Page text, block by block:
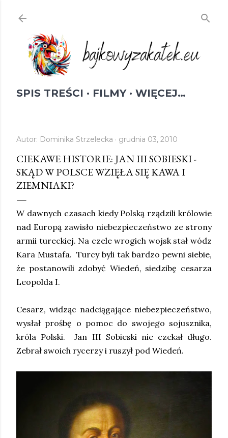
SPIS TREŚCI FILMY WIĘCEJ…
Autor: Dominika Strzelecka grudnia 03, 2010
CIEKAWE HISTORIE: JAN III SOBIESKI -
SKĄD W POLSCE WZIĘŁA SIĘ KAWA I
ZIEMNIAKI?
W dawnych czasach kiedy Polską rządzili królowie
nad Europą zawisło niebezpieczeństwo ze strony
armii tureckiej. Na czele wrogich wojsk stał wódz
Kara Mustafa. Turcy byli tak bardzo pewni siebie,
że postanowili zdobyć Wiedeń, siedzibę cesarza
Leopolda I.
Cesarz, widząc nadciągające niebezpieczeństwo,
wysłał prośbę o pomoc do swojego sojusznika,
króla Polski. Jan III Sobieski nie czekał długo.
Zebrał swoich rycerzy i ruszył pod Wiedeń.